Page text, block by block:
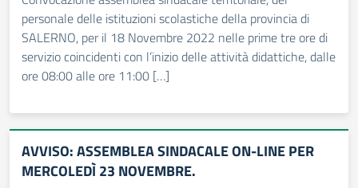
personale delle istituzioni scolastiche della provincia di
SALERNO, per il 18 Novembre 2022 nelle prime tre ore di
servizio coincidenti con l’inizio delle attività didattiche, dalle
ore 08:00 alle ore 11:00 […]
AVVISO: ASSEMBLEA SINDACALE ON-LINE PER
MERCOLEDÌ 23 NOVEMBRE.